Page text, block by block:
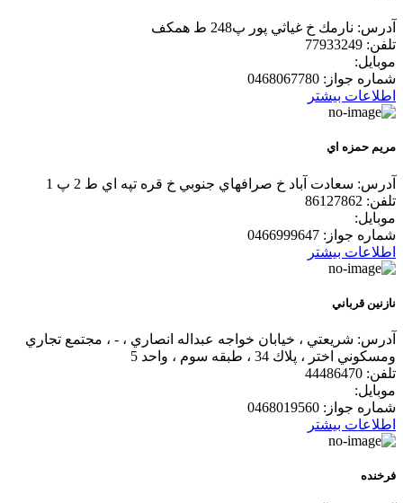
آدرس: نارمك خ غياثي پور پ248 ط همكف
تلفن: 77933249
موبایل:
شماره جواز: 0468067780
اطلاعات بیشتر
مريم حمزه اي
آدرس: سعادت آباد خ صرافهاي جنوبي خ قره تپه اي ط 2 پ 1
تلفن: 86127862
موبایل:
شماره جواز: 0466999647
اطلاعات بیشتر
نازنين قرباني
آدرس: شريعتي ، خيابان خواجه عبداله انصاري ، - ، مجتمع تجاري
ومسكوني اختر ، پلاك 34 ، طبقه سوم ، واحد 5
تلفن: 44486470
موبایل:
شماره جواز: 0468019560
اطلاعات بیشتر
فرخنده